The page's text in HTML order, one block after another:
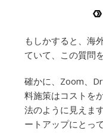
もしかすると、海
ていて、この質問
確かに、Zoom、
料施策はコストを
法のように見えま
ートアップにとっ